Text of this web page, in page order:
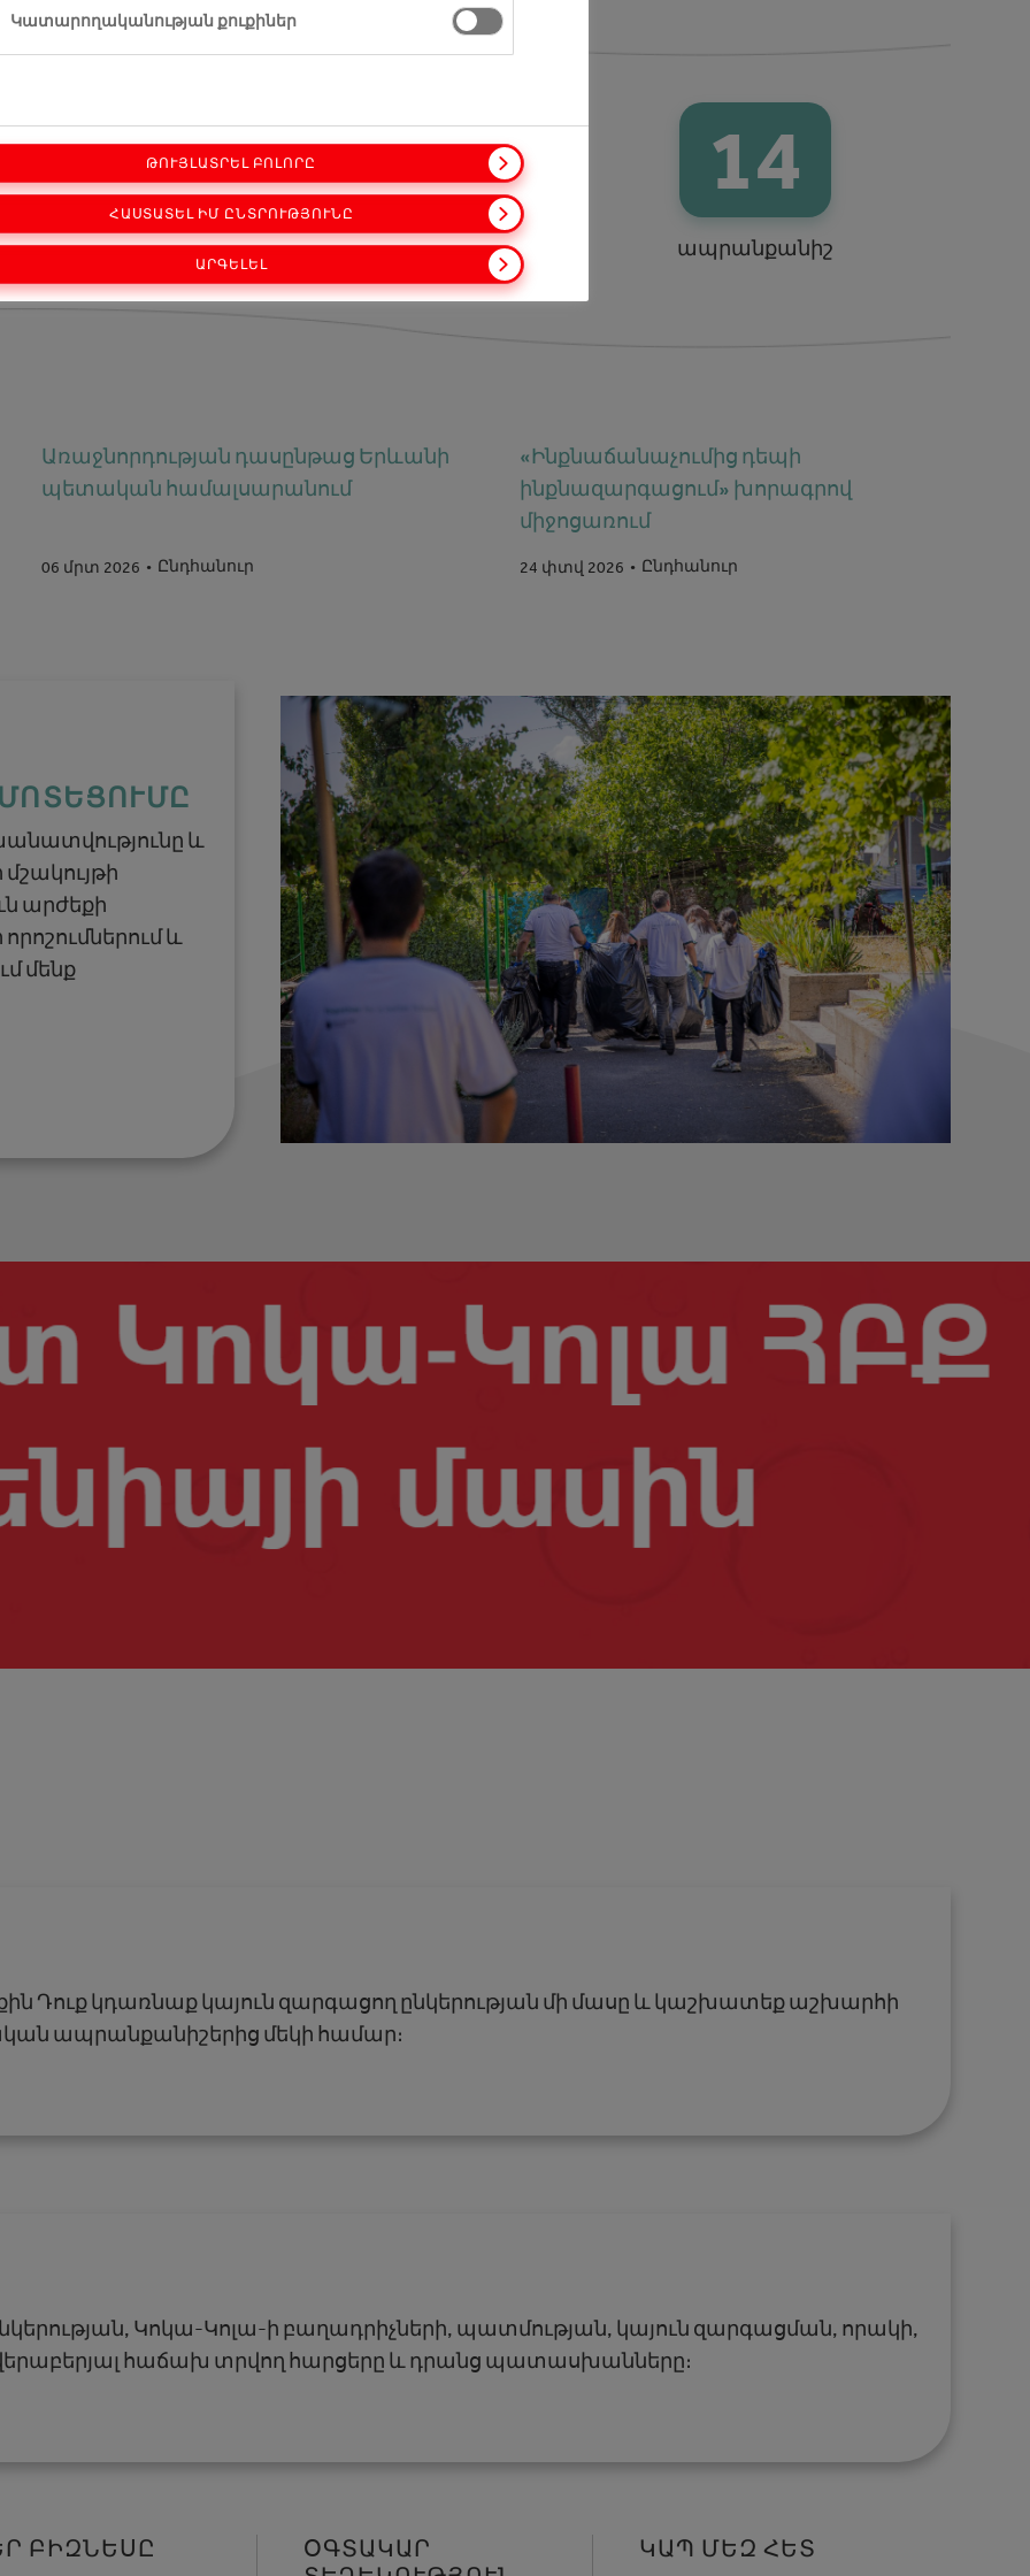
1
գործարան Երևանում
14
ապրանքանիշ
06 մրտ 2026 Ընդհանուր
Առաջնորդության դասընթաց Երևանի
պետական համալսարանում
24 փտվ 2026 Ընդհանուր
«Ինքնաճանաչումից դեպի
ինքնազարգացում» խորագրով
միջոցառում
և
արժեքի
և
մենք
Դուք կդառնաք կայուն զարգացող ընկերության մի մասը և կաշխատեք աշխարհի
ապրանքանիշերից մեկի համար։
Կոկա-Կոլա-ի բաղադրիչների, պատմության, կայուն զարգացման, որակի,
հաճախ տրվող հարցերը և դրանց պատասխանները։
ԲԻԶՆԵՍԸ
ՕԳՏԱԿԱՐ
ԿԱՊ ՄԵԶ ՀԵՏ
Կատարողականության քուքիներ
ԱՐԳԵԼԵԼ
ՀԱՍՏԱՏԵԼ ԻՄ ԸՆՏՐՈՒԹՅՈՒՆԸ
ԹՈՒՅԼԱՏՐԵԼ ԲՈԼՈՐԸ